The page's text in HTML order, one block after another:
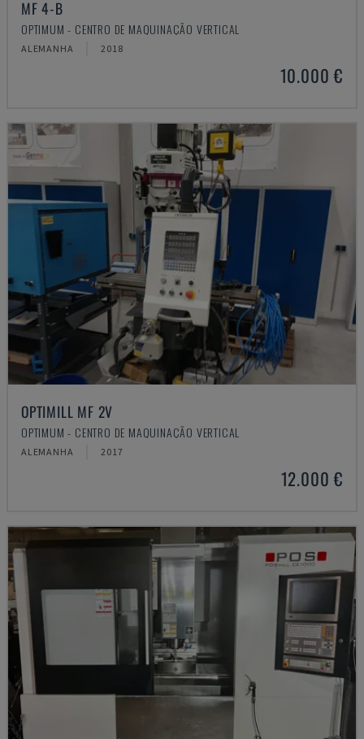
MF 4-B
OPTIMUM - CENTRO DE MAQUINAÇÃO VERTICAL
ALEMANHA 2018
10.000 €
OPTIMILL MF 2V
OPTIMUM - CENTRO DE MAQUINAÇÃO VERTICAL
ALEMANHA 2017
12.000 €